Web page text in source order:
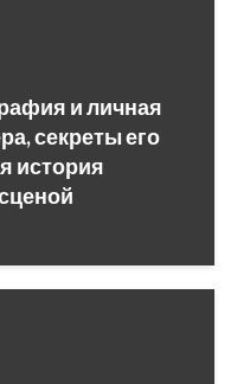
и личная
секреты его
история